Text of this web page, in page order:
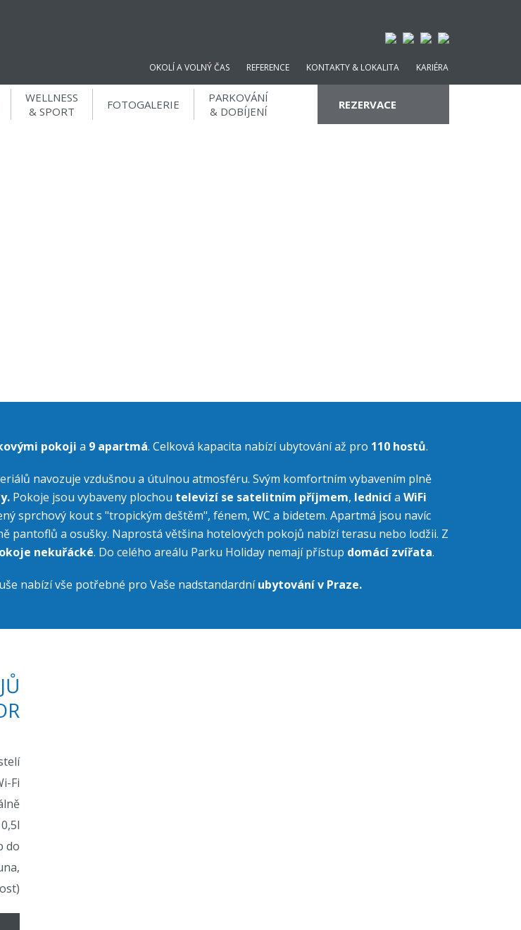
OKOLÍ A VOLNÝ ČAS REFERENCE KONTAKTY & LOKALITA KARIÉRA
WELLNESS
& SPORT
FOTOGALERIE
PARKOVÁNÍ
& DOBÍJENÍ
REZERVACE
pokoji a 9 apartmá. Celková kapacita nabízí ubytování až pro 110 hostů.
navozuje vzdušnou a útulnou atmosféru. Svým komfortním vybavením plně
Pokoje jsou vybaveny plochou televizí se satelitním příjmem, lednicía WiFi
sprchový kout s "tropickým deštěm", fénem, WC a bidetem. Apartmá jsou navíc
pantoflů a osušky. Naprostá většina hotelových pokojů nabízí terasu nebo lodžii. Z
nekuřácké. Do celého areálu Parku Holiday nemají přístup domácí zvířata.
nabízí vše potřebné pro Vaše nadstandardníubytování v Praze.
Fi
do